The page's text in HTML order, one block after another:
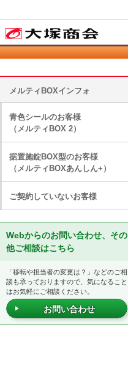
メルティBOXインフォ
青色シールのお客様
（メルティBOX 2）
据置施錠BOX型のお客様
（メルティBOXあんしん+）
ご契約していないお客様
Webからのお問い合わせ、その
他ご相談はこちら
「移転や担当者の変更は？」などのご相
談も承っておりますので、気になること
はお気軽にご相談ください。
お問い合わせ